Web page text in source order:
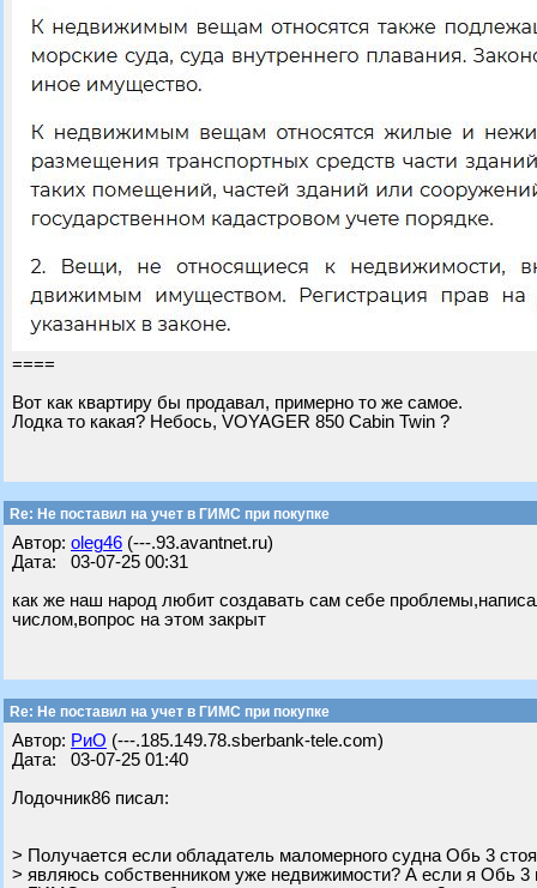
====
Вот как квартиру бы продавал, примерно то же самое.
Лодка то какая? Небось, VOYAGER 850 Cabin Twin ?
Re: Не поставил на учет в ГИМС при покупке
Автор: oleg46 (---.93.avantnet.ru)
Дата: 03-07-25 00:31
как же наш народ любит создавать сам себе
числом,вопрос на этом закрыт
Re: Не поставил на учет в ГИМС при покупке
Автор: РиО (---.185.149.78.sberbank-tele.com)
Дата: 03-07-25 01:40
Лодочник86 писал:
> Получается если обладатель маломерного судна Обь 3
> являюсь собственником уже недвижимости? А если я Обь 3